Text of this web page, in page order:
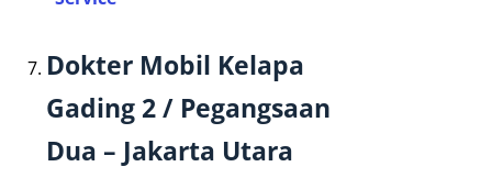
Dokter Mobil Kelapa
Gading 2 / Pegangsaan
Dua – Jakarta Utara